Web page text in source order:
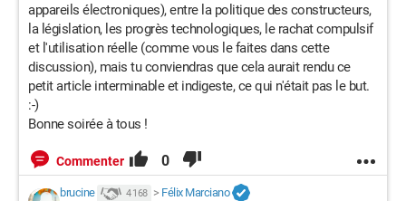
appareils électroniques), entre la politique des constructeurs,
la législation, les progrès technologiques, le rachat compulsif
et l'utilisation réelle (comme vous le faites dans cette
discussion), mais tu conviendras que cela aurait rendu ce
petit article interminable et indigeste, ce qui n'était pas le but.
:-)
Bonne soirée à tous !
Commenter 0
brucine 4 168 > Félix Marciano